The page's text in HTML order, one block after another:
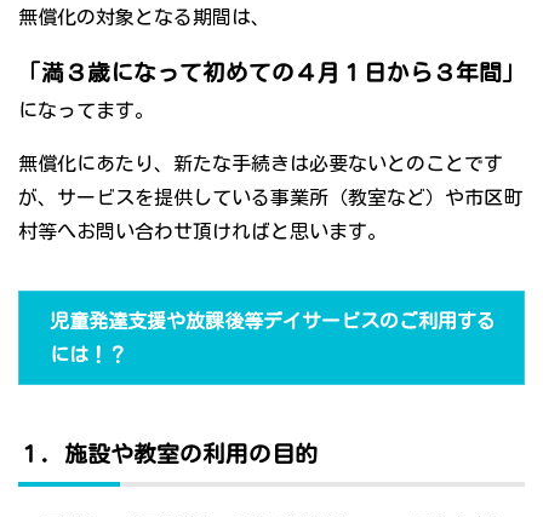
無償化の対象となる期間は、
「満３歳になって初めての４月１日から３年間」
になってます。
無償化にあたり、新たな手続きは必要ないとのことです
が、サービスを提供している事業所（教室など）や市区町
村等へお問い合わせ頂ければと思います。
児童発達支援や放課後等デイサービスのご利用する
には！？
１．施設や教室の利用の目的